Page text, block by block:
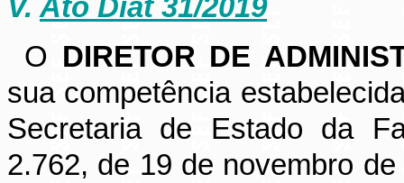
V. Ato Diat 31/2019
O DIRETOR DE
sua competência
Secretaria de Estado da
2.762, de 19 de novembro